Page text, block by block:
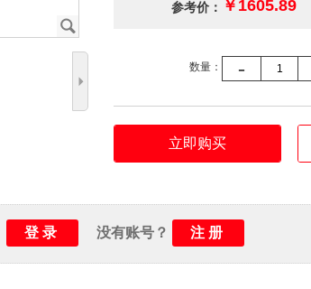
J
5
辅助触点NO数量：
防护等级：
允许的最高工作海拔：
参考价： ￥1605.89
数量： -
立即购买
登录 没有账号？ 注册